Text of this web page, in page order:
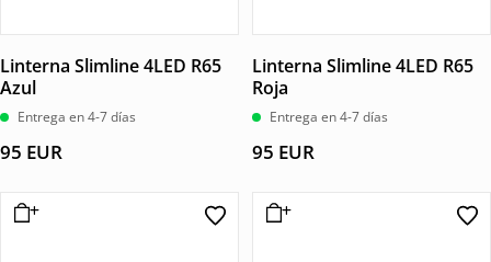
Linterna Slimline 4LED R65
Azul
Entrega en 4-7 días
95 EUR
Linterna Slimline 4LED R65
Roja
Entrega en 4-7 días
95 EUR